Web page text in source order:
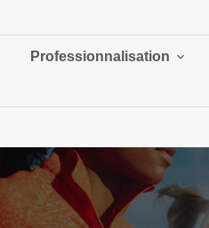
Professionnalisation